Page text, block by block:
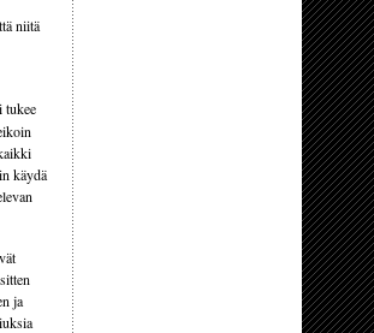
niitä
tukee
käydä
ja